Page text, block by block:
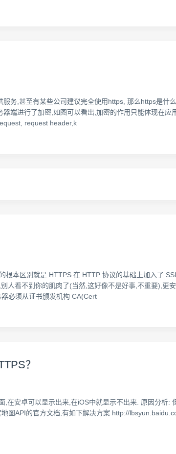
务,甚至有某些公司建议完全使用https, 那么https是什
端进行了加密,如图可以看出,加密的作用只能体现在应
request header,k
本区别就是 HTTPS 在 HTTP 协议的基础上加入了
人看不到你的肌肉了(当然,这好像不是好事,不重要),更
必须从证书颁发机构 CA(Cert
？
在安卓可以显示出来,在iOS中就显示不出来. 原因分析:
图API的官方文档,有如下解决方案 http://